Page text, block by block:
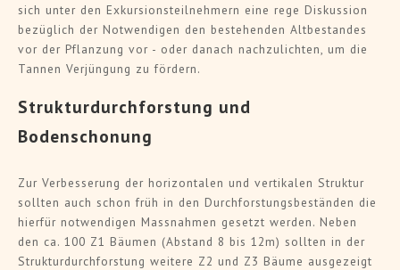
sich unter den Exkursionsteilnehmern eine rege Diskussion
bezüglich der Notwendigen den bestehenden Altbestandes
vor der Pflanzung vor - oder danach nachzulichten, um die
Tannen Verjüngung zu fördern.
Strukturdurchforstung und
Bodenschonung
Zur Verbesserung der horizontalen und vertikalen Struktur
sollten auch schon früh in den Durchforstungsbeständen die
hierfür notwendigen Massnahmen gesetzt werden. Neben
den ca. 100 Z1 Bäumen (Abstand 8 bis 12m) sollten in der
Strukturdurchforstung weitere Z2 und Z3 Bäume ausgezeigt